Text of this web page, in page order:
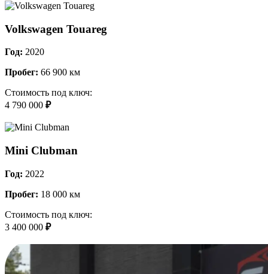
Volkswagen Touareg
Год: 2020
Пробег: 66 900 км
Стоимость под ключ:
4 790 000 ₽
Mini Clubman
Год: 2022
Пробег: 18 000 км
Стоимость под ключ:
3 400 000 ₽